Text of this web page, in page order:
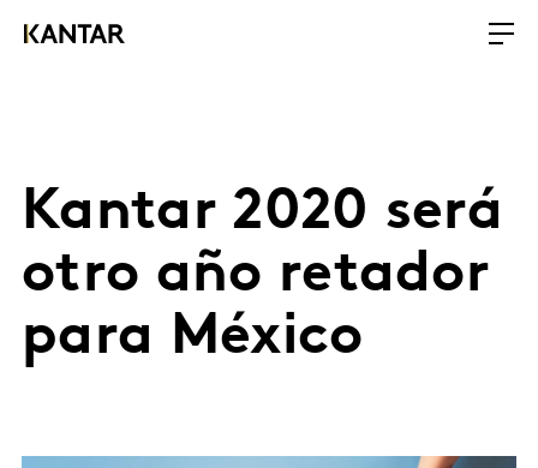
Kantar 2020 será
otro año retador
para México